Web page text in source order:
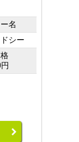
名
シー
格